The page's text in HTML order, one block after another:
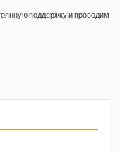
поддержку и проводим
бюллетень
надзору
и недропользование